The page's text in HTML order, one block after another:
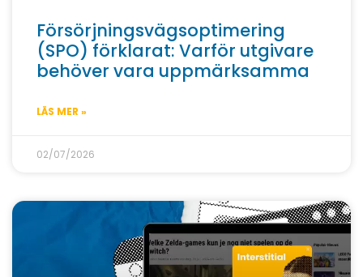
Försörjningsvägsoptimering
(SPO) förklarat: Varför utgivare
behöver vara uppmärksamma
LÄS MER »
02/07/2026